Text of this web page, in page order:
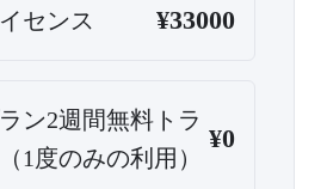
センス ¥33000
ン2週間無料トラ
1度のみの利用）
¥0